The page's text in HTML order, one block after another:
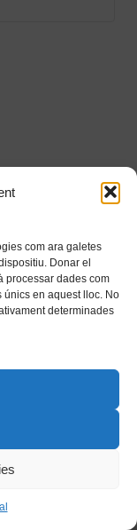
com ara galetes
Donar el
processar dades com
en aquest lloc. No
determinades